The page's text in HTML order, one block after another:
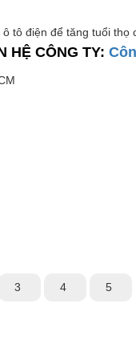
tô điện để tăng tuổi
HỆ CÔNG TY:
3 4 5